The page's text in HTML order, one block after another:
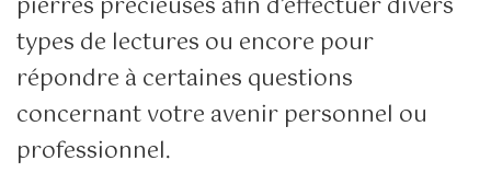
pierres précieuses afin d’effectuer divers
types de lectures ou encore pour
répondre à certaines questions
concernant votre avenir personnel ou
professionnel.